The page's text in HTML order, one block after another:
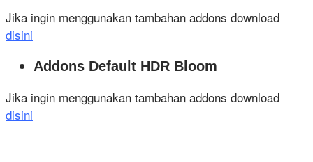
Jika ingin menggunakan tambahan addons download
disini
Addons Default HDR Bloom
Jika ingin menggunakan tambahan addons download
disini